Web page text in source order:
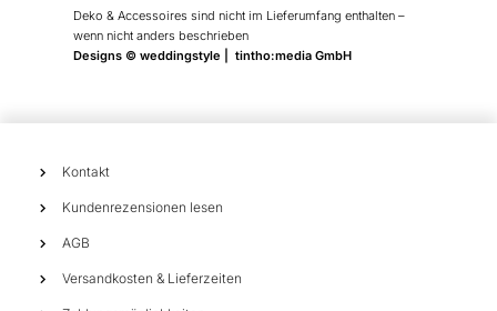
Deko & Accessoires sind nicht im Lieferumfang enthalten –
wenn nicht anders beschrieben
Designs © weddingstyle | tintho:media GmbH
Kontakt
Kundenrezensionen lesen
AGB
Versandkosten & Lieferzeiten